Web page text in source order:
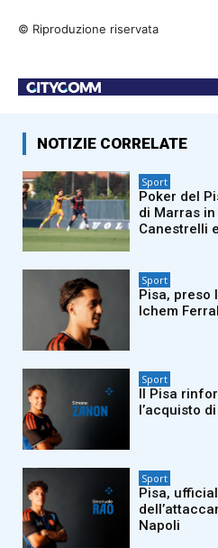
© Riproduzione riservata
NOTIZIE CORRELATE
Sport
Poker del
di Marras
Canestrelli
Sport
Pisa, preso
Ichem
Sport
Il Pisa
l’acquisto
Sport
Pisa,
Napoli